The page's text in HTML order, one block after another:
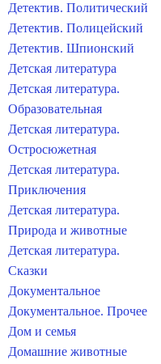
Детектив. Политический
Детектив. Полицейский
Детектив. Шпионский
Детская литература
Детская литература.
Образовательная
Детская литература.
Остросюжетная
Детская литература.
Приключения
Детская литература.
Природа и животные
Детская литература.
Сказки
Документальное
Документальное. Прочее
Дом и семья
Домашние животные